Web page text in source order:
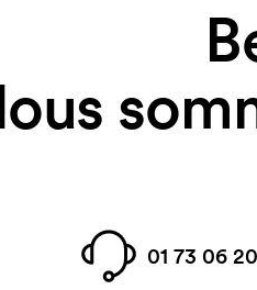
01 73 06